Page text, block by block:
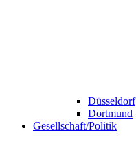
Düsseldorf
Dortmund
Gesellschaft/Politik